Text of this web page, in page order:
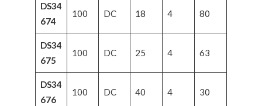
DS34
674
100 DC 18 4 80
DS34
675
100 DC 25 4 63
DS34
676
100 DC 40 4 30